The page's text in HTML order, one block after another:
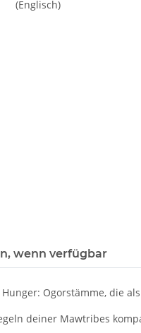
wenn verfügbar
Ogorstämme, die
deiner Mawtribes